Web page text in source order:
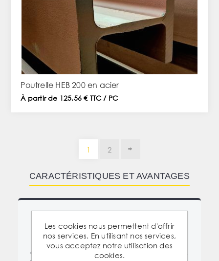
Poutrelle HEB 200 en acier
À partir de 125,56 € TTC / PC
1 2
CARACTÉRISTIQUES ET AVANTAGES
Dotées d'un profil plus épais et plus large que les
HEA, ces poutrelles sont laminées à chaud dans
des aciers de qualité structurelle certifiée (S235 à
Les cookies nous permettent d'offrir
nos services. En utilisant nos services,
vous acceptez notre utilisation des
cookies.